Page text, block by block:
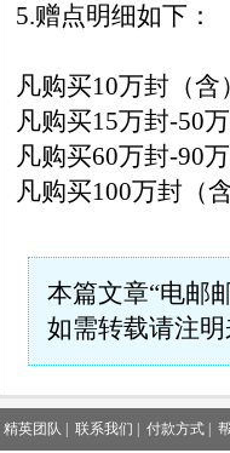
5.赠点明细如下：
凡购买10万封（
凡购买15万封-50
凡购买60万封-90
凡购买100万封（
本篇文章“电邮
如需转载请注
精英团队 联系我们 付款方式|